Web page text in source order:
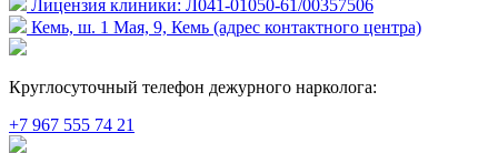
Лицензия клиники: Л041-01050-61/00357506
Кемь, ш. 1 Мая, 9, Кемь (адрес контактного центра)
Круглосуточный телефон дежурного нарколога:
+7 967 555 74 21